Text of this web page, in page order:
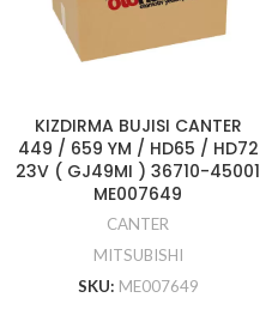
KIZDIRMA BUJISI CANTER
449 / 659 YM / HD65 / HD72
23V ( GJ49MI ) 36710-45001
ME007649
CANTER
MITSUBISHI
SKU: ME007649